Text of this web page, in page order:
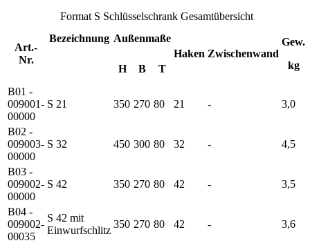
Format S Schlüsselschrank Gesamtübersicht
Art.-
Nr.
Bezeichnung Außenmaße
Haken Zwischenwand
Gew.
kg
H B
T
B01 -
009001-
00000
S 21 350 270 80 21 - 3,0
B02 -
009003-
00000
S 32 450 300 80 32 - 4,5
B03 -
009002-
00000
S 42 350 270 80 42 - 3,5
B04 -
009002-
00035
S 42 mit
Einwurfschlitz
350 270 80 42 - 3,6